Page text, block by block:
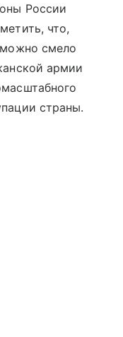
России
что,
смело
армии
страны.